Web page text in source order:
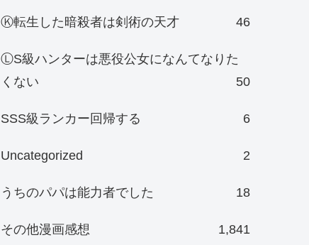
Ⓚ転生した暗殺者は剣術の天才 46
ⓁS級ハンターは悪役公女になんてなりた
くない
50
SSS級ランカー回帰する 6
Uncategorized 2
うちのパパは能力者でした 18
その他漫画感想 1,841